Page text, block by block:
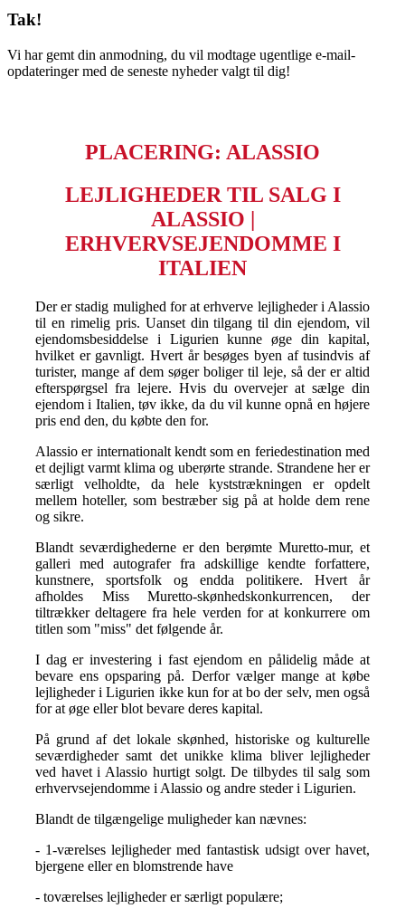
Tak!
Vi har gemt din anmodning, du vil modtage ugentlige e-mail-
opdateringer med de seneste nyheder valgt til dig!
PLACERING: ALASSIO
LEJLIGHEDER TIL SALG I
ALASSIO |
ERHVERVSEJENDOMME I
ITALIEN
Der er stadig mulighed for at erhverve lejligheder i Alassio
til en rimelig pris. Uanset din tilgang til din ejendom, vil
ejendomsbesiddelse i Ligurien kunne øge din kapital,
hvilket er gavnligt. Hvert år besøges byen af tusindvis af
turister, mange af dem søger boliger til leje, så der er altid
efterspørgsel fra lejere. Hvis du overvejer at sælge din
ejendom i Italien, tøv ikke, da du vil kunne opnå en højere
pris end den, du købte den for.
Alassio er internationalt kendt som en feriedestination med
et dejligt varmt klima og uberørte strande. Strandene her er
særligt velholdte, da hele kyststrækningen er opdelt
mellem hoteller, som bestræber sig på at holde dem rene
og sikre.
Blandt seværdighederne er den berømte Muretto-mur, et
galleri med autografer fra adskillige kendte forfattere,
kunstnere, sportsfolk og endda politikere. Hvert år
afholdes Miss Muretto-skønhedskonkurrencen, der
tiltrækker deltagere fra hele verden for at konkurrere om
titlen som "miss" det følgende år.
I dag er investering i fast ejendom en pålidelig måde at
bevare ens opsparing på. Derfor vælger mange at købe
lejligheder i Ligurien ikke kun for at bo der selv, men også
for at øge eller blot bevare deres kapital.
På grund af det lokale skønhed, historiske og kulturelle
seværdigheder samt det unikke klima bliver lejligheder
ved havet i Alassio hurtigt solgt. De tilbydes til salg som
erhvervsejendomme i Alassio og andre steder i Ligurien.
Blandt de tilgængelige muligheder kan nævnes:
- 1-værelses lejligheder med fantastisk udsigt over havet,
bjergene eller en blomstrende have
- toværelses lejligheder er særligt populære;